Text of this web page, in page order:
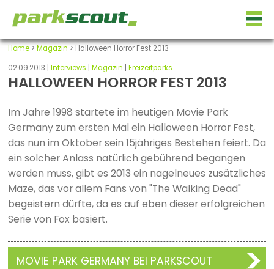
Home> Magazin > Halloween Horror Fest 2013
02.09.2013 | Interviews Magazin Freizeitparks
HALLOWEEN HORROR FEST 2013
Im Jahre 1998 startete im heutigen Movie Park
Germany zum ersten Mal ein Halloween Horror Fest,
das nun im Oktober sein 15jähriges Bestehen feiert. Da
ein solcher Anlass natürlich gebührend begangen
werden muss, gibt es 2013 ein nagelneues zusätzliches
Maze, das vor allem Fans von "The Walking Dead"
begeistern dürfte, da es auf eben dieser erfolgreichen
Serie von Fox basiert.
MOVIE PARK GERMANY BEI PARKSCOUT